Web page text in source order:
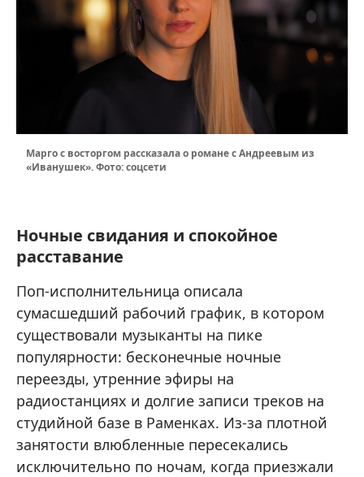
Марго с восторгом рассказала о романе с Андреевым из
«Иванушек». Фото: соцсети
Ночные свидания и спокойное
расставание
Поп-исполнительница описала
сумасшедший рабочий график, в котором
существовали музыканты на пике
популярности: бесконечные ночные
переезды, утренние эфиры на
радиостанциях и долгие записи треков на
студийной базе в Раменках. Из-за плотной
занятости влюбленные пересекались
исключительно по ночам, когда приезжали